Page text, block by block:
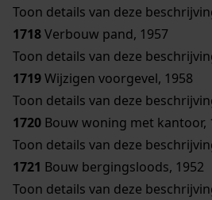
Toon details van deze
1718Verbouw pand, 1957
Toon details van deze
1719Wijzigen voorgevel, 1958
Toon details van deze
1720 Bouw woning met kantoor,
Toon details van deze
1721 Bouw bergingsloods, 1952
Toon details van deze